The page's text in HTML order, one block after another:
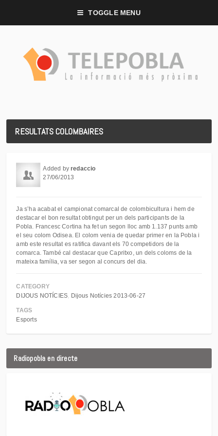
TOGGLE MENU
RESULTATS COLOMBAIRES
Added byredaccio
27/06/2013
Ja s’ha acabat el campionat comarcal de colombicultura i hem de
destacar el bon resultat obtingut per un dels participants de la
Pobla. Francesc Cortina ha fet un segon lloc amb 1.137 punts amb
el seu colom Odisea. El colom venia de quedar primer en la Pobla i
amb este resultat es ratifica davant els 70 competidors de la
comarca. També cal destacar que Capritxo, un dels coloms de la
mateixa família, va ser segon al concurs del dia.
CATEGORY
DIJOUS NOTÍCIES
Dijous Notícies 2013-06-27
TAGS
Esports
Radiopobla en directe